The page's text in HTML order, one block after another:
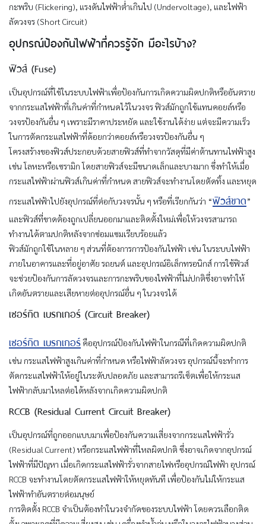
กะพริบ (Flickering), แรงดันไฟฟ้าต่ำเกินไป (Undervoltage), และไฟฟ้า
ลัดวงจร (Short Circuit)
อุปกรณ์ป้องกันไฟฟ้าที่ควรรู้จัก มีอะไรบ้าง?
ฟิวส์ (Fuse)
เป็นอุปกรณ์ที่ใช้ในระบบไฟฟ้าเพื่อป้องกันการเกิดความผิดปกติหรืออันตราย
จากกระแสไฟฟ้าที่เกินค่าที่กำหนดไว้ในวงจร ฟิวส์มักถูกใช้แทนคอยล์หรือ
วงจรป้องกันอื่น ๆ เพราะมีราคาประหยัด และใช้งานได้ง่าย แต่จะมีความเร็ว
ในการตัดกระแสไฟฟ้าที่ด้อยกว่าคอยล์หรือวงจรป้องกันอื่น ๆ
โครงสร้างของฟิวส์ประกอบด้วยสายฟิวส์ที่ทำจากวัสดุที่มีค่าต้านทานไฟฟ้าสูง
เช่น โลหะหรือเซรามิก โดยสายฟิวส์จะมีขนาดเล็กและบางมาก ซึ่งทำให้เมื่อ
กระแสไฟฟ้าผ่านฟิวส์เกินค่าที่กำหนด สายฟิวส์จะทำงานโดยตัดทิ้ง และหยุด
กระแสไฟฟ้าไปยังอุปกรณ์ที่ต่อกับวงจรนั้น ๆ หรือที่เรียกกันว่า “ฟิวส์ขาด”
และฟิวส์ที่ขาดต้องถูกเปลี่ยนออกมาและติดตั้งใหม่เพื่อให้วงจรสามารถ
ทำงานได้ตามปกติหลังจากซ่อมแซมเรียบร้อยแล้ว
ฟิวส์มักถูกใช้ในหลาย ๆ ส่วนที่ต้องการการป้องกันไฟฟ้า เช่น ในระบบไฟฟ้า
ภายในอาคารและที่อยู่อาศัย รถยนต์ และอุปกรณ์อิเล็กทรอนิกส์ การใช้ฟิวส์
จะช่วยป้องกันการลัดวงจรและการกะพริบของไฟฟ้าที่ไม่ปกติซึ่งอาจทำให้
เกิดอันตรายและเสียหายต่ออุปกรณ์อื่น ๆ ในวงจรได้
เซอร์กิต เบรกเกอร์ (Circuit Breaker)
เซอร์กิต เบรกเกอร์คืออุปกรณ์ป้องกันไฟฟ้าในกรณีที่เกิดความผิดปกติ
เช่น กระแสไฟฟ้าสูงเกินค่าที่กำหนด หรือไฟฟ้าลัดวงจร อุปกรณ์นี้จะทำการ
ตัดกระแสไฟฟ้าให้อยู่ในระดับปลอดภัย และสามารถรีเซ็ตเพื่อให้กระแส
ไฟฟ้ากลับมาไหลต่อได้หลังจากเกิดความผิดปกติ
RCCB (Residual Current Circuit Breaker)
เป็นอุปกรณ์ที่ถูกออกแบบมาเพื่อป้องกันความเสี่ยงจากกระแสไฟฟ้ารั่ว
(Residual Current) หรือกระแสไฟฟ้าที่ไหลผิดปกติ ซึ่งอาจเกิดจากอุปกรณ์
ไฟฟ้าที่มีปัญหา เมื่อเกิดกระแสไฟฟ้ารั่วจากสายไฟหรืออุปกรณ์ไฟฟ้า อุปกรณ์
RCCB จะทำงานโดยตัดกระแสไฟฟ้าให้หยุดทันที เพื่อป้องกันไม่ให้กระแส
ไฟฟ้าทำอันตรายต่อมนุษย์
การติดตั้ง RCCB จำเป็นต้องทำในวงจำกัดของระบบไฟฟ้า โดยควรเลือกติด